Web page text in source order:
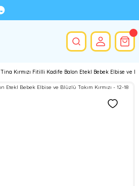
Tina Kırmızı Fitilli Kadife Balon Etekl Bebek Elbise ve